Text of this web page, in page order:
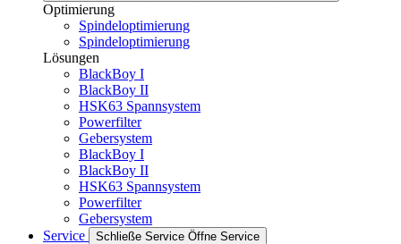
Optimierung
Spindeloptimierung
Spindeloptimierung
Lösungen
BlackBoy I
BlackBoy II
HSK63 Spannsystem
Powerfilter
Gebersystem
BlackBoy I
BlackBoy II
HSK63 Spannsystem
Powerfilter
Gebersystem
Service
Schließe Service Öffne Service